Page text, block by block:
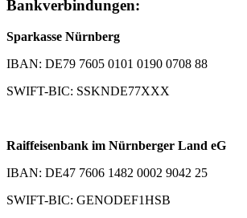
Bankverbindungen:
Sparkasse Nürnberg
IBAN: DE79 7605 0101 0190 0708 88
SWIFT-BIC: SSKNDE77XXX
Raiffeisenbank im Nürnberger Land eG
IBAN: DE47 7606 1482 0002 9042 25
SWIFT-BIC: GENODEF1HSB